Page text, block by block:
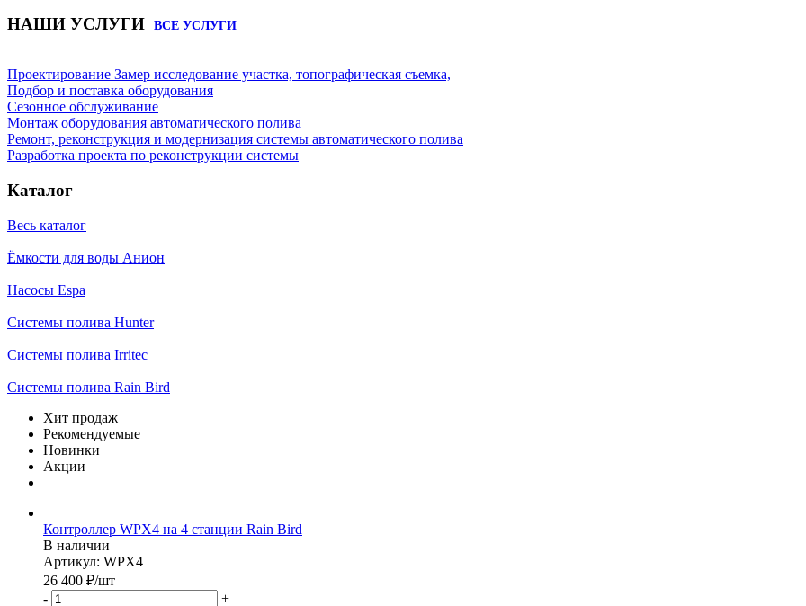
НАШИ УСЛУГИ ВСЕ УСЛУГИ
Проектирование Замер исследование участка, топографическая съемка,
Подбор и поставка оборудования
Сезонное обслуживание
Монтаж оборудования автоматического полива
Ремонт, реконструкция и модернизация системы автоматического полива
Разработка проекта по реконструкции системы
Каталог
Весь каталог
Ёмкости для воды Анион
Насосы Espa
Системы полива Hunter
Системы полива Irritec
Системы полива Rain Bird
Хит продаж
Рекомендуемые
Новинки
Акции
Контроллер WPX4 на 4 станции Rain Bird
В наличии
Артикул: WPX4
26 400 ₽/шт
-
+